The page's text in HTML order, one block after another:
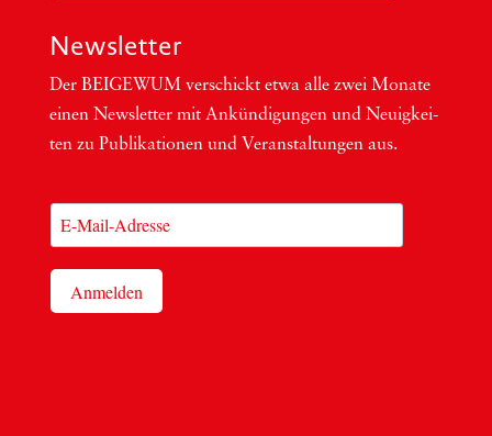
Newsletter
Der BEIGEWUM ver­schickt etwa alle zwei Mona­te
einen News­let­ter mit Ankün­di­gun­gen und Neu­ig­kei­
ten zu Publi­ka­tio­nen und Ver­an­stal­tun­gen aus.